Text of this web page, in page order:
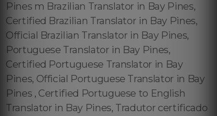
Pines m Brazilian Translator in Bay Pines,
Certified Brazilian Translator in Bay Pines,
Official Brazilian Translator in Bay Pines,
Portuguese Translator in Bay Pines,
Certified Portuguese Translator in Bay
Pines, Official Portuguese Translator in Bay
Pines , Certified Portuguese to English
Translator in Bay Pines, Tradutor certificado